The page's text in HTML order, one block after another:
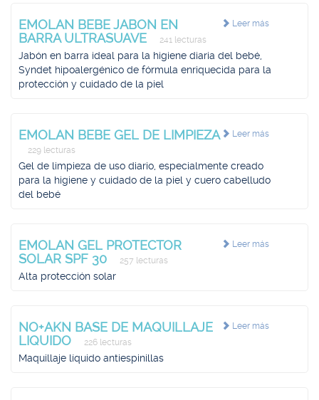
Leer más
EMOLAN BEBE JABON EN
BARRA ULTRASUAVE
241 lecturas
Jabón en barra ideal para la higiene diaria del bebé,
Syndet hipoalergénico de fórmula enriquecida para la
protección y cuidado de la piel
Leer más
EMOLAN BEBE GEL DE LIMPIEZA
229 lecturas
Gel de limpieza de uso diario, especialmente creado
para la higiene y cuidado de la piel y cuero cabelludo
del bebé
Leer más
EMOLAN GEL PROTECTOR
SOLAR SPF 30
257 lecturas
Alta protección solar
Leer más
NO+AKN BASE DE MAQUILLAJE
LIQUIDO
226 lecturas
Maquillaje líquido antiespinillas